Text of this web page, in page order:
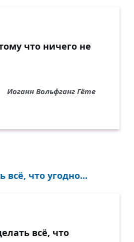
что ничего не
Иоганн Вольфганг Гёте
всё, что угодно...
всё, что